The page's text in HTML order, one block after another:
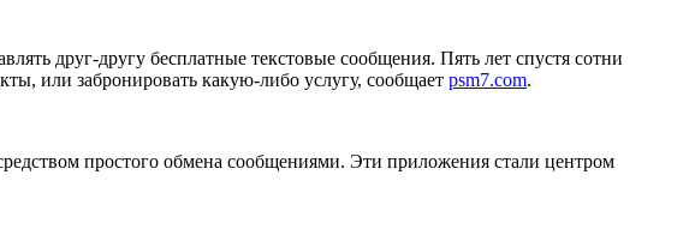
друг-другу бесплатные текстовые сообщения. Пять лет спустя сотни
или забронировать какую-либо услугу, сообщает psm7.com.
простого обмена сообщениями. Эти приложения стали центром